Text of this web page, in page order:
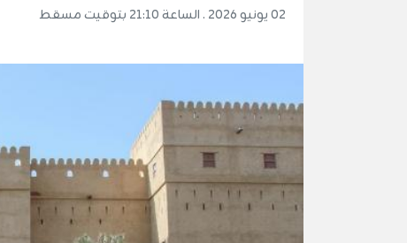
02 يونيو 2026 . الساعة 21:10 بتوقيت مسقط